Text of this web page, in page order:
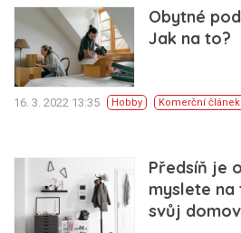
Obytné
Jak na to?
16. 3. 2022 13:35 Hobby Komerční článek
Předsíň je
myslete
svůj domov